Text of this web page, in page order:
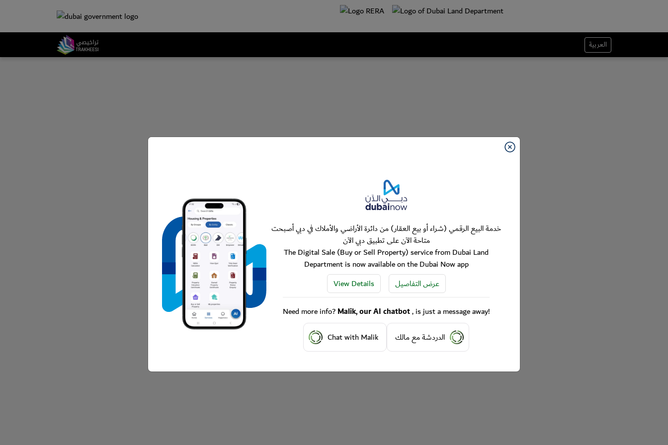
العربية
خدمة البيع الرقمي (شراء أو بيع العقار) من دائرة الأراضي والأملاك في دبي أصبحت
متاحة الآن على تطبيق دبي الآن
The Digital Sale (Buy or Sell Property) service from Dubai Land
Department is now available on the Dubai Now app
View Details
عرض التفاصيل
Need more info?Malik, our AI chatbot, is just a message away!
Chat with Malik
الدردشة مع مالك